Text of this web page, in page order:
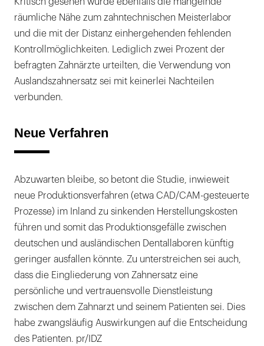
räumliche Nähe zum zahntechnischen Meisterlabor
und die mit der Distanz einhergehenden fehlenden
Kontrollmöglichkeiten. Lediglich zwei Prozent der
befragten Zahnärzte urteilten, die Verwendung von
Auslandszahnersatz sei mit keinerlei Nachteilen
verbunden.
Neue Verfahren
Abzuwarten bleibe, so betont die Studie, inwieweit
neue Produktionsverfahren (etwa CAD/CAM-gesteuerte
Prozesse) im Inland zu sinkenden Herstellungskosten
führen und somit das Produktionsgefälle zwischen
deutschen und ausländischen Dentallaboren künftig
geringer ausfallen könnte. Zu unterstreichen sei auch,
dass die Eingliederung von Zahnersatz eine
persönliche und vertrauensvolle Dienstleistung
zwischen dem Zahnarzt und seinem Patienten sei. Dies
habe zwangsläufig Auswirkungen auf die Entscheidung
des Patienten. pr/IDZ